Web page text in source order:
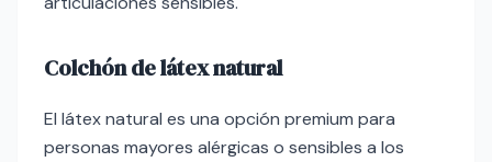
Colchón de látex natural
El látex natural es una opción premium para
personas mayores alérgicas o sensibles a los